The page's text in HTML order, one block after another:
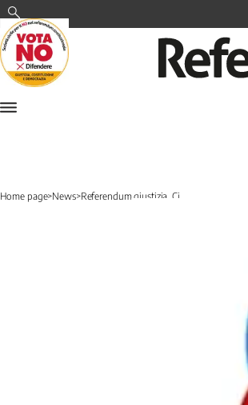
Home page>News>Referendum giustizia, Ci...